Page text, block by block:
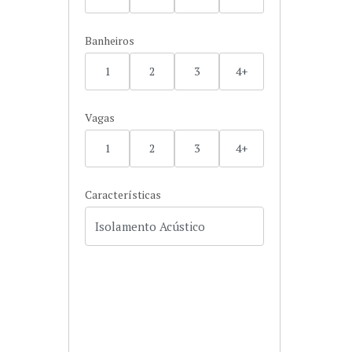
Banheiros
1 2 3 4+
Vagas
1 2 3 4+
Características